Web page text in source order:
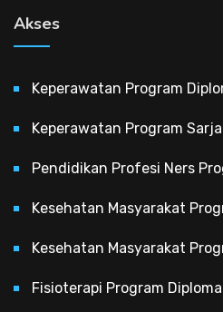
Akses
Keperawatan Program
Keperawatan Program
Pendidikan Profesi Ners
Kesehatan Masyarakat
Kesehatan Masyarakat
Fisioterapi Program